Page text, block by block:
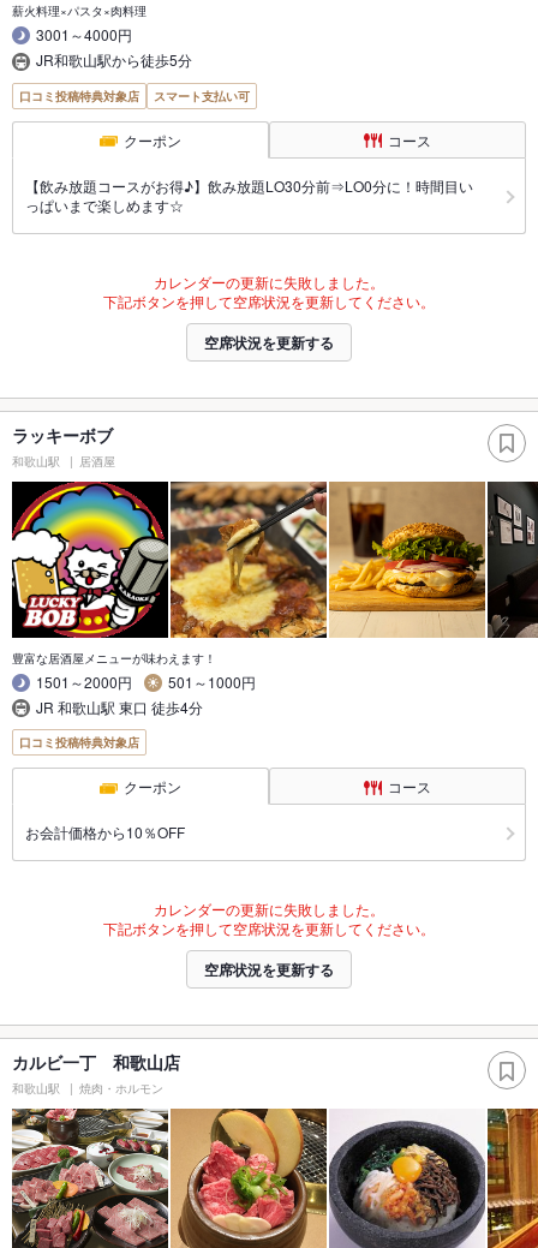
薪火料理×パスタ×肉料理
3001～4000円
JR和歌山駅から徒歩5分
口コミ投稿特典対象店 スマート支払い可
クーポン コース
【飲み放題コースがお得♪】飲み放題LO30分前⇒LO0分に！時間目い
っぱいまで楽しめます☆
カレンダーの更新に失敗しました。
下記ボタンを押して空席状況を更新してください。
空席状況を更新する
ラッキーボブ
和歌山駅 居酒屋
豊富な居酒屋メニューが味わえます！
1501～2000円
501～1000円
JR 和歌山駅 東口 徒歩4分
口コミ投稿特典対象店
クーポン コース
お会計価格から10％OFF
カレンダーの更新に失敗しました。
下記ボタンを押して空席状況を更新してください。
空席状況を更新する
カルビ一丁 和歌山店
和歌山駅 焼肉・ホルモン